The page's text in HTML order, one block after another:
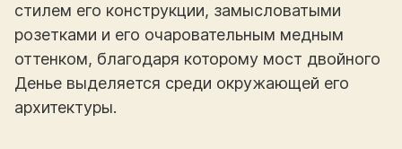
стилем его конструкции, замысловатыми
розетками и его очаровательным медным
оттенком, благодаря которому мост двойного
Денье выделяется среди окружающей его
архитектуры.